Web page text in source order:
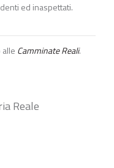
ed inaspettati.
Camminate Reali.
Reale